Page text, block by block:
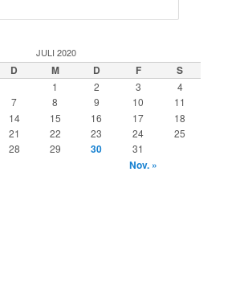
JULI 2020
D M D F S
1 2 3
4
7 8 9 10
11
14 15 16 17
18
21 22 23 24
25
28 29 30 31
Nov. »